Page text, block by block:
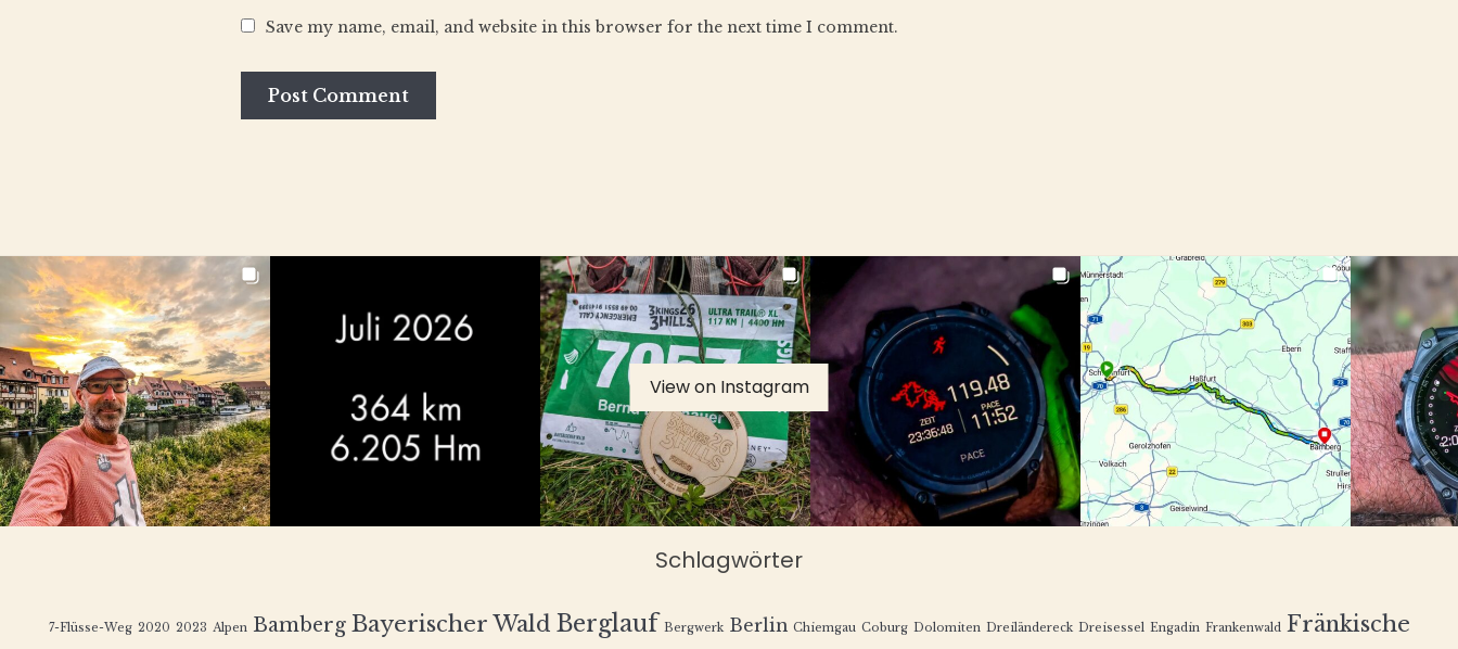
Save my name, email, and website in this browser for the next time I comment.
View on Instagram
Schlagwörter
7-Flüsse-Weg 2020 2023 Alpen Bamberg Bayerischer Wald Berglauf Bergwerk Berlin Chiemgau Coburg Dolomiten Dreiländereck Dreisessel Engadin Frankenwald Fränkische